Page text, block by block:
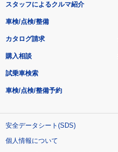
スタッフによるクルマ紹介
車検/点検/整備
カタログ請求
購入相談
試乗車検索
車検/点検/整備予約
安全データシート(SDS)
個人情報について